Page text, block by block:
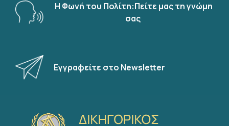
Η Φωνή του Πολίτη:Πείτε μας τη γνώμη
σας
Εγγραφείτε στο Newsletter